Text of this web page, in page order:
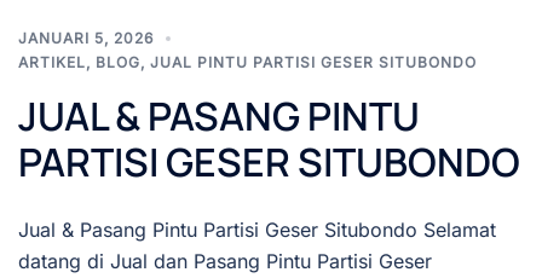
JANUARI 5, 2026
ARTIKEL, BLOG, JUAL PINTU PARTISI GESER SITUBONDO
JUAL & PASANG PINTU
PARTISI GESER SITUBONDO
Jual & Pasang Pintu Partisi Geser Situbondo Selamat
datang di Jual dan Pasang Pintu Partisi Geser